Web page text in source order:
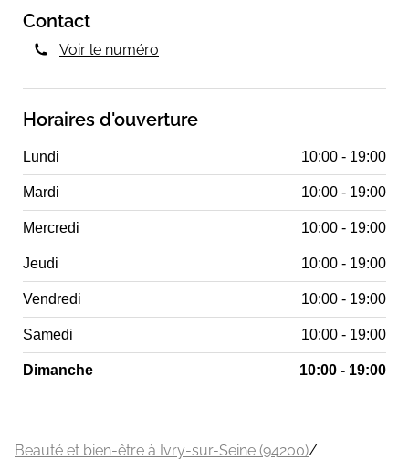
Contact
Voir le numéro
Horaires d'ouverture
Lundi 10:00 - 19:00
Mardi 10:00 - 19:00
Mercredi 10:00 - 19:00
Jeudi 10:00 - 19:00
Vendredi 10:00 - 19:00
Samedi 10:00 - 19:00
Dimanche 10:00 - 19:00
Beauté et bien-être à Ivry-sur-Seine (94200)/